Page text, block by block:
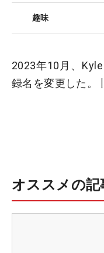
趣味
2023年10月、
録名を変更した。
オススメの記